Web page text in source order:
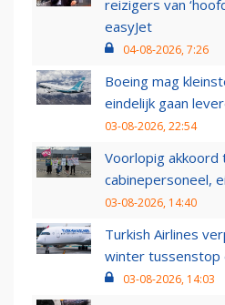
reizigers van
easyJet
04-08-2026, 7:26
Boeing mag
eindelijk gaan
03-08-2026, 22:54
Voorlopig akkoord
cabinepersoneel,
03-08-2026, 14:40
Turkish Airlines
winter tussenstop
03-08-2026, 14:03